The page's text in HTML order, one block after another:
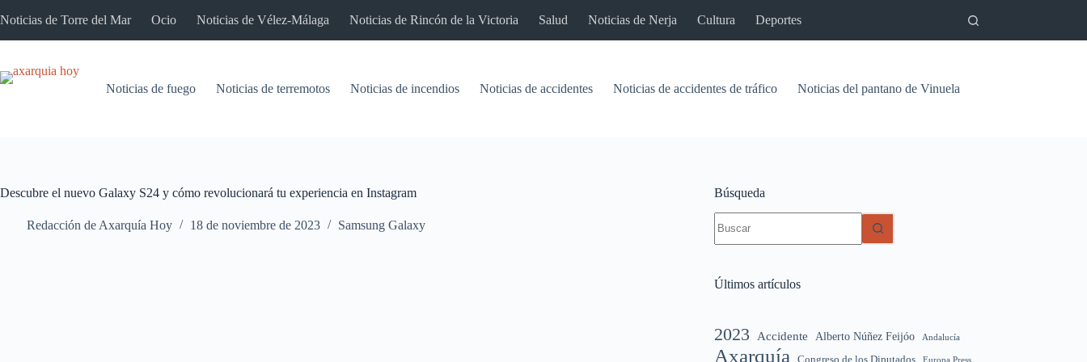
al
Noticias de Torre del Mar Ocio Noticias de Vélez-Málaga Noticias de Rincón de la Victoria Salud Noticias de Nerja Cultura Deportes
Noticias de fuego Noticias de terremotos Noticias de incendios Noticias de accidentes Noticias de accidentes de tráfico Noticias del pantano de Vinuela
Descubre el nuevo Galaxy S24 y cómo revolucionará tu experiencia en Instagram
Redacción de Axarquía Hoy 18 de noviembre de 2023 Samsung Galaxy
Búsqueda
resultados
Últimos artículos
2023 Accidente Alberto Núñez Feijóo Andalucía
Axarquía Congreso de los Diputados Europa Press